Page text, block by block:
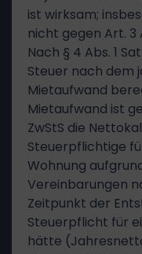
ist wirksam;
nicht gegen Art. 3
Nach § 4 Abs. 1
Steuer nach dem
Mietaufwand
Mietaufwand ist
ZwStS die
Steuerpflichtige
Wohnung
Vereinbarungen
Zeitpunkt der
Steuerpflicht für
hätte